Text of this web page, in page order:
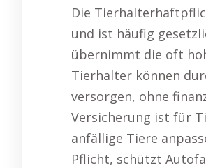
Die
und ist häufig
übernimmt die oft
Tierhalter können
versorgen, ohne
Versicherung ist für
anfällige Tiere
Pflicht, schützt